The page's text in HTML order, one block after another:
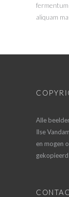
fermentum
aliquam
Alle
Ilse
en mogen